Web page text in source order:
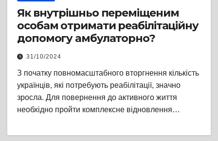
Як внутрішньо переміщеним
особам отримати реабілітаційну
допомогу амбулаторно?
31/10/2024
З початку повномасштабного вторгнення кількість
українців, які потребують реабілітації, значно
зросла. Для повернення до активного життя
необхідно пройти комплексне відновлення…